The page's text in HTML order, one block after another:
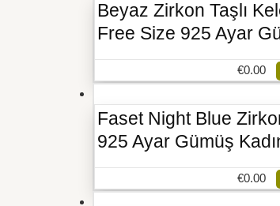
Beyaz Zirkon Taşlı
Free Size 925 Ayar
€0.00
Faset Night Blue
925 Ayar Gümüş
€0.00